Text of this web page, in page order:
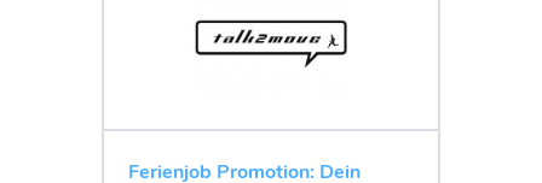
Ferienjob Promotion: Dein